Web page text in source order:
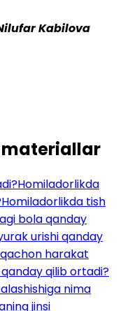
Kabilova
materiallar
Homiladorlikda
Homiladorlikda tish
bola qanday
urishi qanday
harakat
qilib ortadi?
nima
jinsi